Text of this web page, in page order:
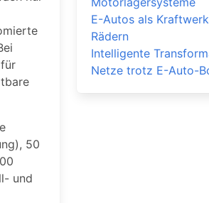
50
und
E-Autos als
Rädern
Intelligente
Netze trotz E-Auto-